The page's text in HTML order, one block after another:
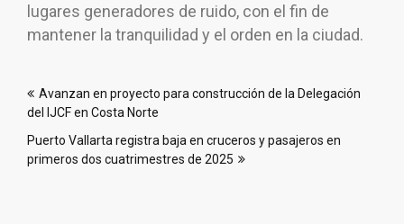
lugares generadores de ruido, con el fin de
mantener la tranquilidad y el orden en la ciudad.
de
entradas
Avanzan en proyecto para construcción de la Delegación
del IJCF en Costa Norte
Puerto Vallarta registra baja en cruceros y pasajeros en
primeros dos cuatrimestres de 2025